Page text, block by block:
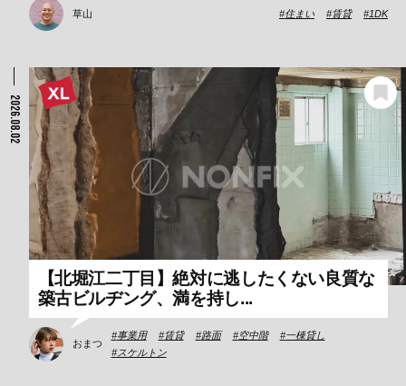
草山 住まい 賃貸 1DK
2026.08.02
【北堀江二丁目】絶対に逃したくない良質な
築古ビルヂング、満を持し...
おまつ
事業用 賃貸 路面 空中階
一棟貸し
スケルトン